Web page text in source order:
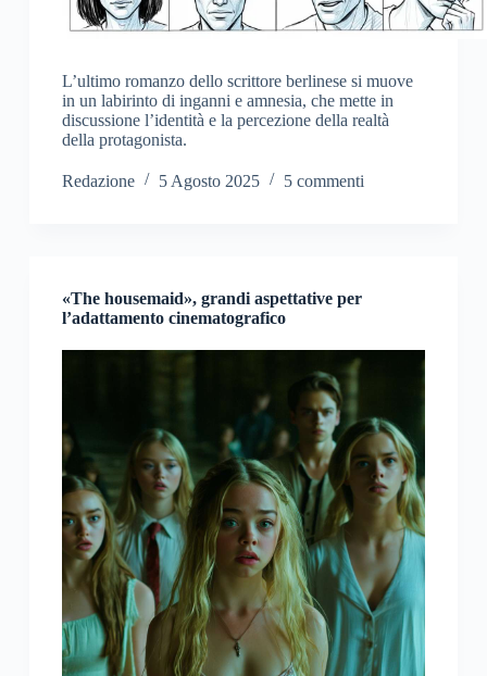
L’ultimo romanzo dello scrittore berlinese si muove
in un labirinto di inganni e amnesia, che mette in
discussione l’identità e la percezione della realtà
della protagonista.
Redazione 5 Agosto 2025 5 commenti
«The housemaid», grandi aspettative per
l’adattamento cinematografico